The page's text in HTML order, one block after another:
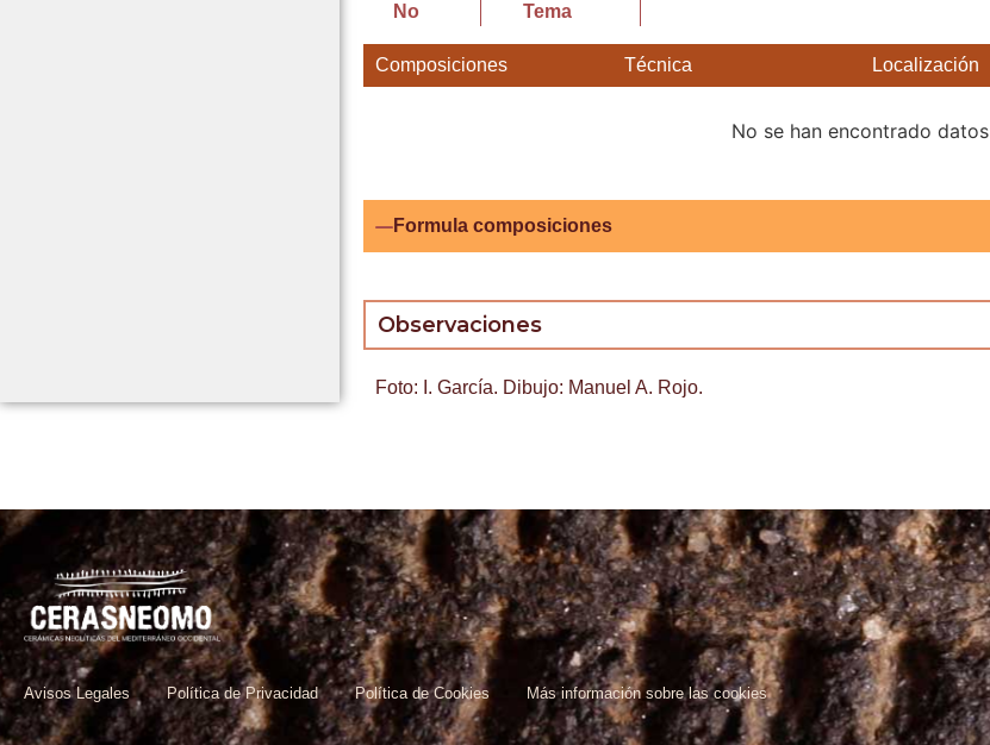
No Tema
Composiciones Técnica Localización
No se han encontrado datos
Formula composiciones
Observaciones
Foto: I. García. Dibujo: Manuel A. Rojo.
Avisos Legales Política de Privacidad Política de Cookies Más información sobre las cookies